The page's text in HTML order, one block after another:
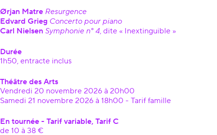
Ørjan Matre Resurgence
Edvard Grieg Concerto pour piano
Carl Nielsen Symphonie n° 4, dite « Inextinguible »
Durée
1h50, entracte inclus
Théâtre des Arts
Vendredi 20 novembre 2026 à 20h00
Samedi 21 novembre 2026 à 18h00 - Tarif famille
En tournée - Tarif variable, Tarif C
de 10 à 38 €